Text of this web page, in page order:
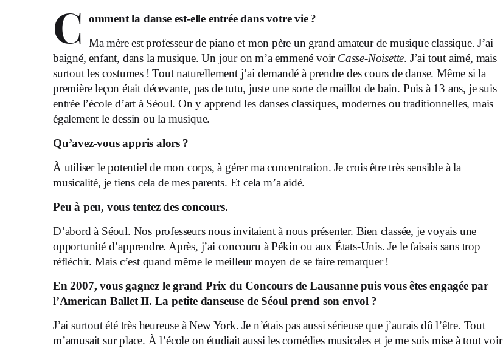
C
omment la danse est-elle entrée dans votre vie ?
Ma mère est professeur de piano et mon père un grand amateur de musique classique. J’ai
baigné, enfant, dans la musique. Un jour on m’a emmené voir Casse-Noisette. J’ai tout aimé, mais
surtout les costumes ! Tout naturellement j’ai demandé à prendre des cours de danse. Même si la
première leçon était décevante, pas de tutu, juste une sorte de maillot de bain. Puis à 13 ans, je suis
entrée l’école d’art à Séoul. On y apprend les danses classiques, modernes ou traditionnelles, mais
également le dessin ou la musique.
Qu’avez-vous appris alors ?
À utiliser le potentiel de mon corps, à gérer ma concentration. Je crois être très sensible à la
musicalité, je tiens cela de mes parents. Et cela m’a aidé.
Peu à peu, vous tentez des concours.
D’abord à Séoul. Nos professeurs nous invitaient à nous présenter. Bien classée, je voyais une
opportunité d’apprendre. Après, j’ai concouru à Pékin ou aux États-Unis. Je le faisais sans trop
réfléchir. Mais c’est quand même le meilleur moyen de se faire remarquer !
En 2007, vous gagnez le grand Prix du Concours de Lausanne puis vous êtes engagée par
l’American Ballet II. La petite danseuse de Séoul prend son envol ?
J’ai surtout été très heureuse à New York. Je n’étais pas aussi sérieuse que j’aurais dû l’être. Tout
m’amusait sur place. À l’école on étudiait aussi les comédies musicales et je me suis mise à tout voir